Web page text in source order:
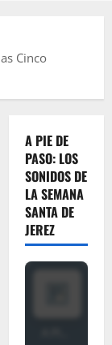
Cinco
A PIE DE
PASO: LOS
SONIDOS DE
LA SEMANA
SANTA DE
JEREZ